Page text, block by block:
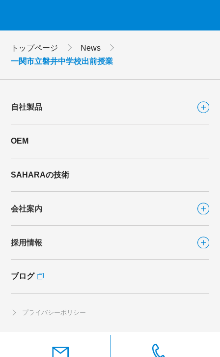
トップページ
News
一関市立磐井中学校出前授業
自社製品
自社製品TOP
シリーズから選ぶ
カラリFan-R
ブレスシリーズ
ルーバーブレス
OEM
SAHARAの技術
会社案内
会社案内TOP
社長あいさつ
沿革
採用情報
採用情報TOP
社員インタビュー
ブログ
プライバシーポリシー